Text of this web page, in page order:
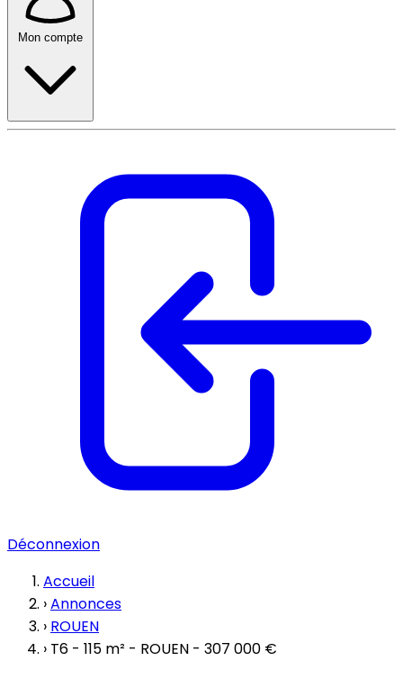
Mon compte
Déconnexion
Accueil
›Annonces
› ROUEN
› T6 - 115 m² - ROUEN - 307 000 €